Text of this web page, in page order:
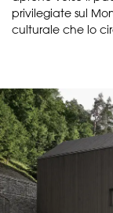
privilegiate sul
culturale che lo